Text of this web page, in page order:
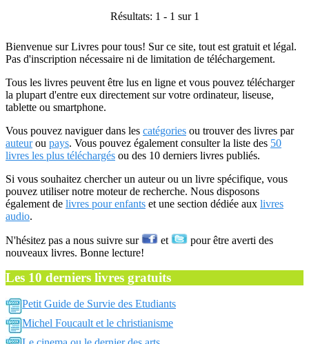
Résultats: 1 - 1 sur 1
Bienvenue sur Livres pour tous! Sur ce site, tout est gratuit et légal.
Pas d'inscription nécessaire ni de limitation de téléchargement.
Tous les livres peuvent être lus en ligne et vous pouvez télécharger
la plupart d'entre eux directement sur votre ordinateur, liseuse,
tablette ou smartphone.
Vous pouvez naviguer dans les catégories ou trouver des livres par
auteurou pays. Vous pouvez également consulter la liste des 50
livres les plus téléchargés ou des 10 derniers livres publiés.
Si vous souhaitez chercher un auteur ou un livre spécifique, vous
pouvez utiliser notre moteur de recherche. Nous disposons
également de livres pour enfants et une section dédiée aux livres
audio.
N'hésitez pas a nous suivre sur et
pour être averti des
nouveaux livres. Bonne lecture!
Les 10 derniers livres gratuits
Petit Guide de Survie des Etudiants
Michel Foucault et le christianisme